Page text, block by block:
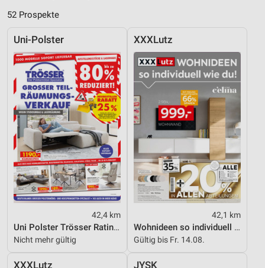
52 Prospekte
Uni-Polster
42,4 km
Uni Polster Trösser Ratingen
Nicht mehr gültig
XXXLutz
42,1 km
Wohnideen so individuell wie du!
Gültig bis Fr. 14.08.
XXXLutz JYSK